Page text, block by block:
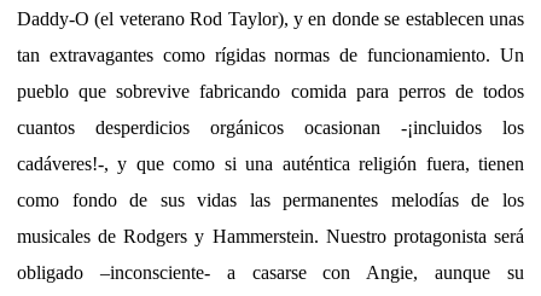
Daddy-O (el veterano Rod Taylor), y en donde se establecen unas
tan extravagantes como rígidas normas de funcionamiento. Un
pueblo que sobrevive fabricando comida para perros de todos
cuantos desperdicios orgánicos ocasionan -¡incluidos los
cadáveres!-, y que como si una auténtica religión fuera, tienen
como fondo de sus vidas las permanentes melodías de los
musicales de Rodgers y Hammerstein. Nuestro protagonista será
obligado –inconsciente- a casarse con Angie, aunque su